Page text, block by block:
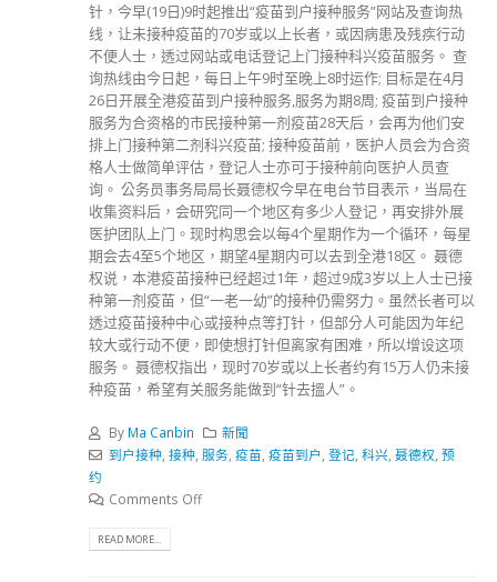
针，今早(19日)9时起推出“疫苗到户接种服务”网站及查询热
线，让未接种疫苗的70岁或以上长者，或因病患及残疾行动
不便人士，透过网站或电话登记上门接种科兴疫苗服务。 查
询热线由今日起，每日上午9时至晚上8时运作; 目标是在4月
26日开展全港疫苗到户接种服务,服务为期8周; 疫苗到户接种
服务为合资格的市民接种第一剂疫苗28天后，会再为他们安
排上门接种第二剂科兴疫苗; 接种疫苗前，医护人员会为合资
格人士做简单评估，登记人士亦可于接种前向医护人员查
询。 公务员事务局局长聂德权今早在电台节目表示，当局在
收集资料后，会研究同一个地区有多少人登记，再安排外展
医护团队上门。现时构思会以每4个星期作为一个循环，每星
期会去4至5个地区，期望4星期内可以去到全港18区。 聂德
权说，本港疫苗接种已经超过1年，超过9成3岁以上人士已接
种第一剂疫苗，但“一老一幼”的接种仍需努力。虽然长者可以
透过疫苗接种中心或接种点等打针，但部分人可能因为年纪
较大或行动不便，即使想打针但离家有困难，所以增设这项
服务。 聂德权指出，现时70岁或以上长者约有15万人仍未接
种疫苗，希望有关服务能做到“针去搵人”。
By Ma Canbin
新聞
到户接种 接种 服务 疫苗 疫苗到户 登记, 科兴 聂德权 预
约
Comments Off
READ MORE...